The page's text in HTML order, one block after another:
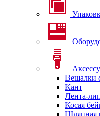
Вешалки
Кант
Лента-
Косая
Шляпная